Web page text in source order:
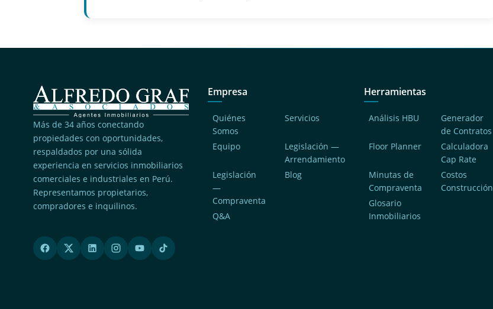
Más de 34 años conectando
propiedades con oportunidades,
respaldados por una sólida
experiencia en servicios inmobiliarios
comerciales e industriales en Perú.
Representamos propietarios,
compradores e inquilinos.
Empresa
Quiénes
Somos
Servicios
Equipo
Legislación —
Arrendamiento
Legislación
—
Compraventa
Blog
Q&A
Herramientas
Análisis HBU
Generador
de Contratos
Floor Planner
Calculadora
Cap Rate
Minutas de
Compraventa
Costos
Construcción
Glosario
Inmobiliarios